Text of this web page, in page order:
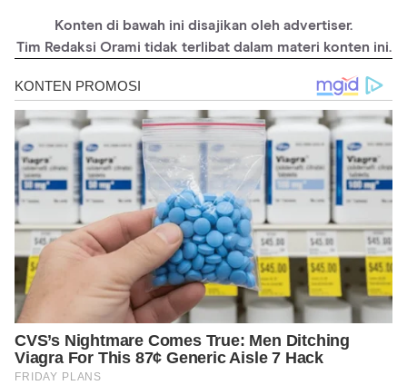
Konten di bawah ini disajikan oleh advertiser.
Tim Redaksi Orami tidak terlibat dalam materi konten ini.